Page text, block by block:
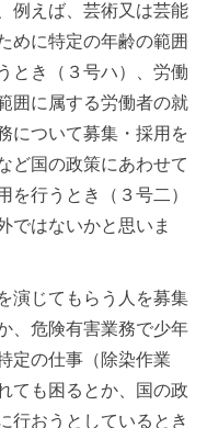
例えば、芸術又は芸能
めに特定の年齢の範囲
とき（３号ハ）、労働
囲に属する労働者の就
について募集・採用を
ど国の政策にあわせて
を行うとき（３号二）
ではないかと思いま
演じてもらう人を募集
、危険有害業務で少年
定の仕事（除染作業
ても困るとか、国の政
行おうとしているとき